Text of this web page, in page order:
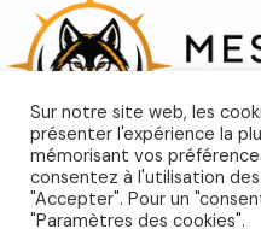
Sur notre site web, les
présenter l'expérience la
mémorisant vos
consentez à l'utilisation
"Accepter". Pour un
"Paramètres des cookies".